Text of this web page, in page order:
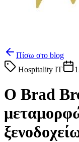
Πίσω στο blog
Hospitality IT
Ο Brad